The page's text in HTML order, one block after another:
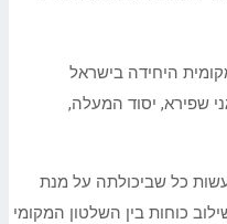
היחידה בישראל
שבגני שפירא, יסוד המעלה,
כל שביכולתה על מנת
כוחות בין השלטון המקומי